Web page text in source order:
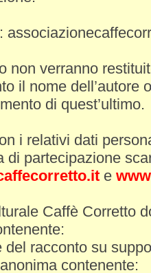
non verranno
il nome dell’autore
di quest’ultimo.
i relativi dati
di partecipazione
e
Caffè Corretto
del racconto su
contenente: